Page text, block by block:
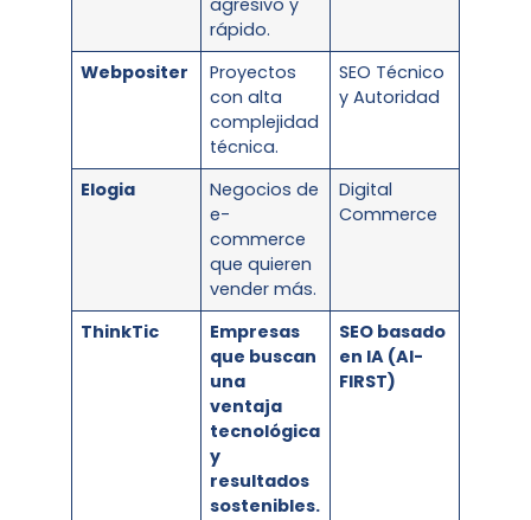
agresivo y
rápido.
Webpositer
Proyectos
con alta
complejidad
técnica.
SEO Técnico
y Autoridad
Elogia
Negocios de
e-
commerce
que quieren
vender más.
Digital
Commerce
ThinkTic
Empresas
que buscan
una
ventaja
tecnológica
y
resultados
sostenibles.
SEO basado
en IA (AI-
FIRST)